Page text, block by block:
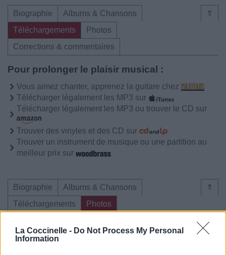
La Coccinelle - Do Not Process My Personal
Information
⇑
Biographie
Albums & Chansons
Téléchargements
Photos
Corrections & commentaires
Pour prolonger le plaisir musical :
Vous aimez chanter, apprenez la guitare chez
Télécharger légalement les MP3 sur
Télécharger légalement les MP3 ou trouver le CD sur
Trouver des vinyles et des CD sur
Trouver un instrument de musique ou une partition au
meilleur prix sur
⇑
Biographie
Albums & Chansons
Téléchargements
Photos